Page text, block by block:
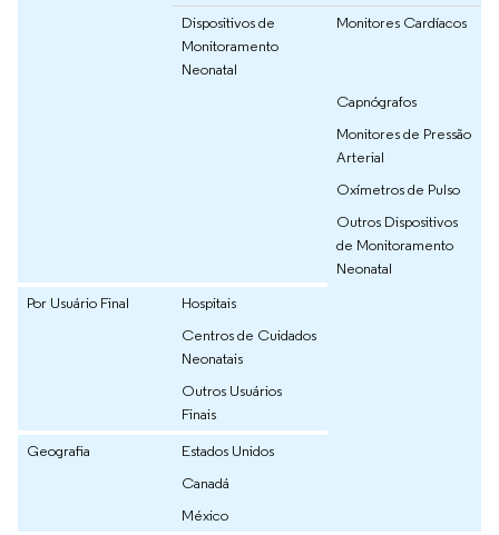
Dispositivos de
Monitoramento
Neonatal
Monitores Cardíacos
Capnógrafos
Monitores de Pressão
Arterial
Oxímetros de Pulso
Outros Dispositivos
de Monitoramento
Neonatal
Por Usuário Final
Hospitais
Centros de Cuidados
Neonatais
Outros Usuários
Finais
Geografia
Estados Unidos
Canadá
México